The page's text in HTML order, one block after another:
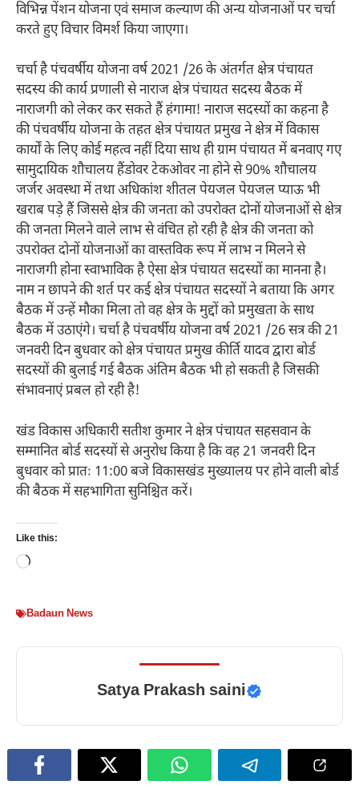
विभिन्न पेंशन योजना एवं समाज कल्याण की अन्य योजनाओं पर चर्चा
करते हुए विचार विमर्श किया जाएगा।
चर्चा है पंचवर्षीय योजना वर्ष 2021 /26 के अंतर्गत क्षेत्र पंचायत
सदस्य की कार्य प्रणाली से नाराज क्षेत्र पंचायत सदस्य बैठक में
नाराजगी को लेकर कर सकते हैं हंगामा! नाराज सदस्यों का कहना है
की पंचवर्षीय योजना के तहत क्षेत्र पंचायत प्रमुख ने क्षेत्र में विकास
कार्यों के लिए कोई महत्व नहीं दिया साथ ही ग्राम पंचायत में बनवाए गए
सामुदायिक शौचालय हैंडोवर टेकओवर ना होने से 90% शौचालय
जर्जर अवस्था में तथा अधिकांश शीतल पेयजल पेयजल प्याऊ भी
खराब पड़े हैं जिससे क्षेत्र की जनता को उपरोक्त दोनों योजनाओं से क्षेत्र
की जनता मिलने वाले लाभ से वंचित हो रही है क्षेत्र की जनता को
उपरोक्त दोनों योजनाओं का वास्तविक रूप में लाभ न मिलने से
नाराजगी होना स्वाभाविक है ऐसा क्षेत्र पंचायत सदस्यों का मानना है।
नाम न छापने की शर्त पर कई क्षेत्र पंचायत सदस्यों ने बताया कि अगर
बैठक में उन्हें मौका मिला तो वह क्षेत्र के मुद्दों को प्रमुखता के साथ
बैठक में उठाएंगे। चर्चा है पंचवर्षीय योजना वर्ष 2021 /26 सत्र की 21
जनवरी दिन बुधवार को क्षेत्र पंचायत प्रमुख कीर्ति यादव द्वारा बोर्ड
सदस्यों की बुलाई गई बैठक अंतिम बैठक भी हो सकती है जिसकी
संभावनाएं प्रबल हो रही है!
खंड विकास अधिकारी सतीश कुमार ने क्षेत्र पंचायत सहसवान के
सम्मानित बोर्ड सदस्यों से अनुरोध किया है कि वह 21 जनवरी दिन
बुधवार को प्रातः 11:00 बजे विकासखंड मुख्यालय पर होने वाली बोर्ड
की बैठक में सहभागिता सुनिश्चित करें।
Like this:
Loading…
Badaun News
Satya Prakash saini